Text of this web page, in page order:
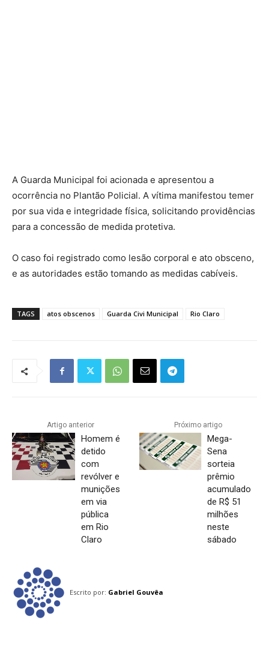
A Guarda Municipal foi acionada e apresentou a
ocorrência no Plantão Policial. A vítima manifestou temer
por sua vida e integridade física, solicitando providências
para a concessão de medida protetiva.
O caso foi registrado como lesão corporal e ato obsceno,
e as autoridades estão tomando as medidas cabíveis.
TAGS atos obscenos Guarda Civi Municipal Rio Claro
Artigo anterior
Homem é
detido
com
revólver e
munições
em via
pública
em Rio
Claro
Próximo artigo
Mega-
Sena
sorteia
prêmio
acumulado
de R$ 51
milhões
neste
sábado
Escrito por: Gabriel Gouvêa